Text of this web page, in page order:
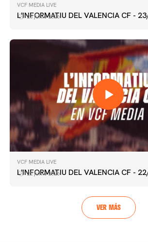
VCF MEDIA LIVE
L'INFORMATIU DEL VALENCIA CF -
23 junio 2026
VCF MEDIA LIVE
L'INFORMATIU DEL VALENCIA CF -
22 junio 2026
VER MÁS